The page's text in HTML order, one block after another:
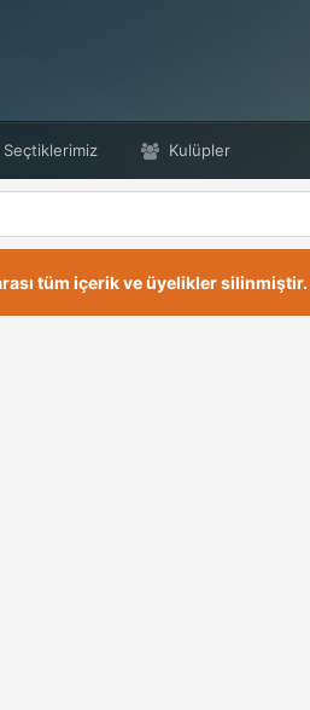
Seçtiklerimiz Kulüpler
tüm içerik ve üyelikler silinmiştir.